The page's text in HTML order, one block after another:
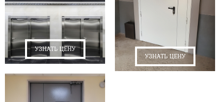
УЗНАТЬ ЦЕНУ
УЗНАТЬ ЦЕНУ